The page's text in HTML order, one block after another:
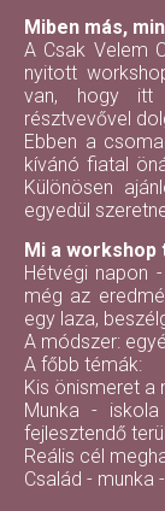
Miben más,
A Csak Velem
nyitott
van, hogy itt
résztvevővel
Ebben a
kívánó fiatal
Különösen
egyedül
Mi a workshop
Hétvégi napon
még az
egy laza,
A módszer:
A főbb témák:
Kis önismeret a
Munka -
fejlesztendő
Reális cél
Család - munka